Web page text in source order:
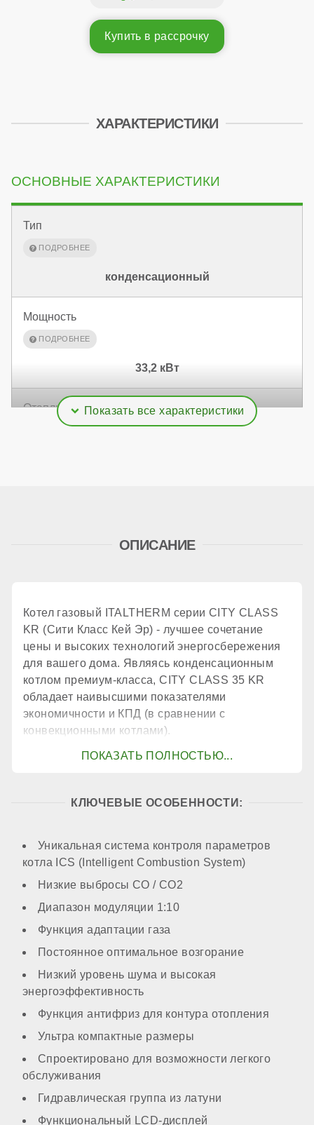
Купить в рассрочку
ХАРАКТЕРИСТИКИ
ОСНОВНЫЕ ХАРАКТЕРИСТИКИ
Тип
конденсационный
Мощность
33,2 кВт
Отапливаемая площадь
принудительное
1 шт.
КПД
106,7 %
опционально
КОМПОНЕНТЫ
Материал первичного теплообменника
нержавеющая сталь
нет
ОПИСАНИЕ
Котел газовый ITALTHERM серии CITY CLASS
KR (Сити Класс Кей Эр) - лучшее сочетание
цены и высоких технологий энергосбережения
для вашего дома. Являясь конденсационным
котлом премиум-класса, CITY CLASS 35 KR
обладает наивысшими показателями
экономичности и КПД (в сравнении с
конвекционными котлами).
КЛЮЧЕВЫЕ ОСОБЕННОСТИ:
Уникальная система контроля параметров
котла ICS (Intelligent Combustion System)
Низкие выбросы СО / СО2
Диапазон модуляции 1:10
Функция адаптации газа
Постоянное оптимальное возгорание
Низкий уровень шума и высокая
энергоэффективность
Функция антифриз для контура отопления
Ультра компактные размеры
Спроектировано для возможности легкого
обслуживания
Гидравлическая группа из латуни
Функциональный LCD-дисплей